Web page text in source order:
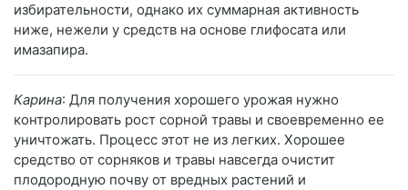
избирательности, однако их суммарная активность
ниже, нежели у средств на основе глифосата или
имазапира.
Карина: Для получения хорошего урожая нужно
контролировать рост сорной травы и своевременно ее
уничтожать. Процесс этот не из легких. Хорошее
средство от сорняков и травы навсегда очистит
плодородную почву от вредных растений и